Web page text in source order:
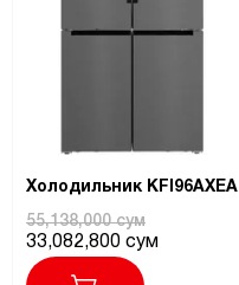
Холодильник KFI96AXEA
55,138,000 сум
33,082,800 сум